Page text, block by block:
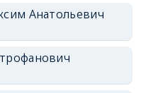
Анатольевич